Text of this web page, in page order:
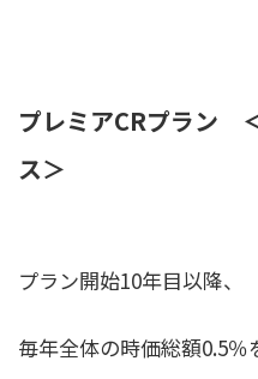
プレミアCRプラン
ス＞
プラン開始10年目以降、
毎年全体の時価総額0.5